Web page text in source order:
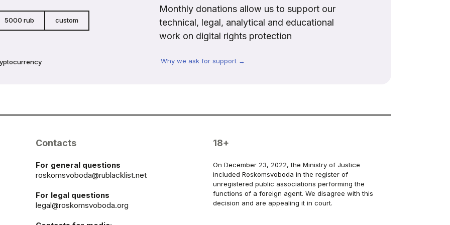
5000 rub custom
Monthly donations allow us to support our
technical, legal, analytical and educational
work on digital rights protection
Why we ask for support →
Contacts
For general questions
roskomsvoboda@rublacklist.net
For legal questions
legal@roskomsvoboda.org
18+
On December 23, 2022, the Ministry of Justice
included Roskomsvoboda in the register of
unregistered public associations performing the
functions of a foreign agent. We disagree with this
decision and are appealing it in court.